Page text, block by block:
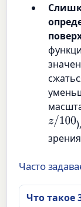
z/100
Часто
Что такое